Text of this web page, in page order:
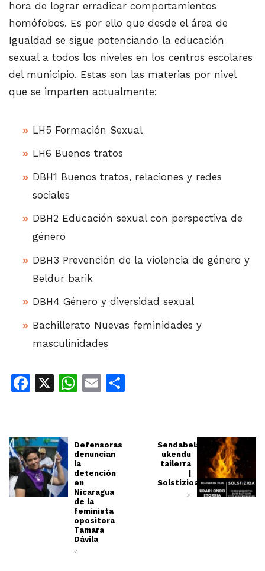
hora de lograr erradicar comportamientos
homófobos. Es por ello que desde el área de
Igualdad se sigue potenciando la educación
sexual a todos los niveles en los centros escolares
del municipio. Estas son las materias por nivel
que se imparten actualmente:
LH5 Formación Sexual
LH6 Buenos tratos
DBH1 Buenos tratos, relaciones y redes
sociales
DBH2 Educación sexual con perspectiva de
género
DBH3 Prevención de la violencia de género y
Beldur barik
DBH4 Género y diversidad sexual
Bachillerato Nuevas feminidades y
masculinidades
Facebook
X WhatsApp
Email
Defensoras
denuncian
la
detención
en
Nicaragua
de la
feminista
opositora
Tamara
Dávila
<
Sendabelarren
ukendu
tailerra
|
Solstizioa
>